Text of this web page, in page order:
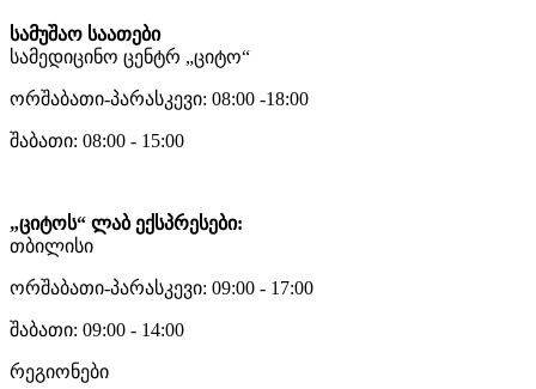
სამუშაო საათები
სამედიცინო ცენტრ „ციტო“
ორშაბათი-პარასკევი: 08:00 -18:00
შაბათი: 08:00 - 15:00
„ციტოს“ ლაბ ექსპრესები:
თბილისი
ორშაბათი-პარასკევი: 09:00 - 17:00
შაბათი: 09:00 - 14:00
რეგიონები